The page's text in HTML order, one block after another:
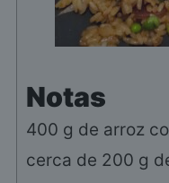
Notas
400 g de arroz
cerca de 200 g